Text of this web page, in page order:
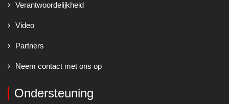
Verantwoordelijkheid
Video
Partners
Neem contact met ons op
Ondersteuning